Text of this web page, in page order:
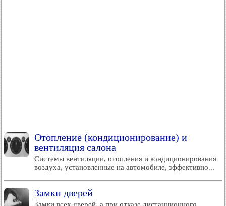
Отопление (кондиционирование) и
вентиляция салона
Системы вентиляции, отопления и кондиционирования
воздуха, установленные на автомобиле, эффективно...
Замки дверей